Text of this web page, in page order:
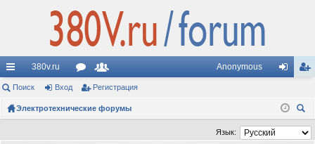
с
ы
380v.ru
ор
ум
ол
ьз
Anonymous
д ис
тр
Поиск Вход Регистрация
Электротехнические форумы
ск
Язык: